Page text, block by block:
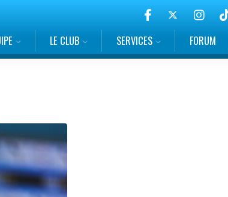
LE CLUB SERVICES FORUM